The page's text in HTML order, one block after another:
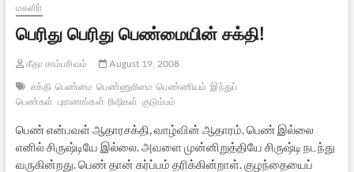
மகளிர்
பெரிது பெரிது பெண்மையின் சக்தி!
கீதா சாம்பசிவம்
August 19, 2008
சக்தி பெண்மை பெண்ணுரிமை பெண்ணியம் இந்துப்
பெண்கள் புராணங்கள் ரிஷிகள் குடும்பம்
பெண் என்பவள் ஆதாரசக்தி, வாழ்வின் ஆதாரம். பெண் இல்லை
எனில் சிருஷ்டியே இல்லை. அவளை முன்னிறுத்தியே சிருஷ்டி நடந்து
வருகின்றது. பெண் தான் கர்ப்பம் தரிக்கின்றாள். குழந்தையைப்